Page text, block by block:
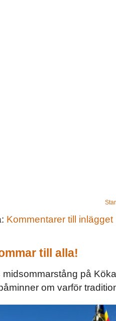
Kommentarer till inlägget
till alla!
på
om varför